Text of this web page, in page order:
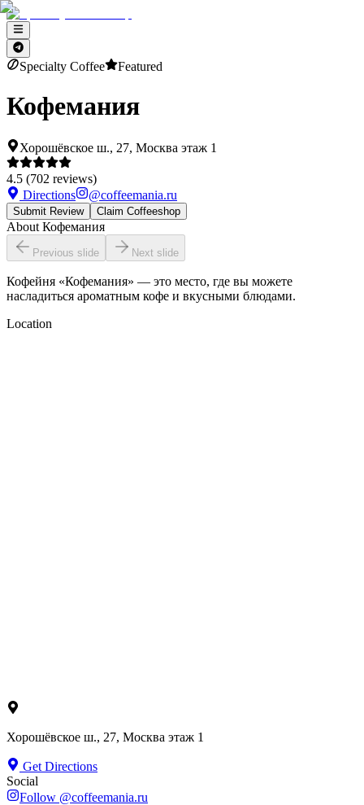
Specialty Coffee Featured
Кофемания
Хорошёвское ш., 27, Москва этаж 1
4.5 (702 reviews)
Directions
@coffeemania.ru
Submit Review Claim Coffeeshop
About Кофемания
Previous slide Next slide
Кофейня «Кофемания» — это место, где вы можете
насладиться ароматным кофе и вкусными блюдами.
Location
Хорошёвское ш., 27, Москва этаж 1
Get Directions
Social
Follow @coffeemania.ru